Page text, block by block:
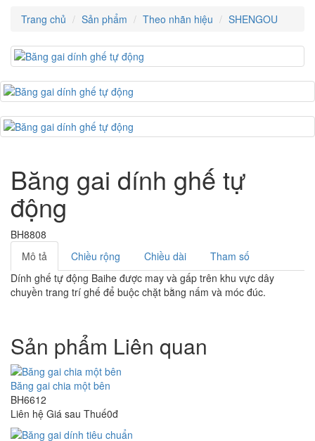
Trang chủ
Sản phẩm Theo nhãn hiệu SHENGOU
Băng gai dính ghế tự
động
BH8808
Mô tả
Chiều rộng Chiều dài
Tham số
Dính ghế tự động Baihe được may và gấp trên khu vực dây
chuyền trang trí ghế để buộc chặt bằng nấm và móc đúc.
Sản phẩm Liên quan
Băng gai chia một bên
BH6612
Liên hệ Giá sau Thuế0đ